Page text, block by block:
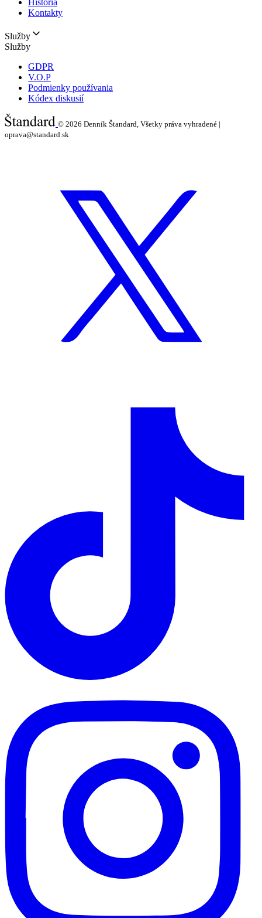
História
Kontakty
Služby
Služby
GDPR
V.O.P
Podmienky používania
Kódex diskusií
© 2026 Denník Štandard, Všetky práva vyhradené |
oprava@standard.sk